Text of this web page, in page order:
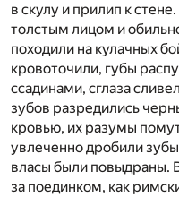
в скулу и прилип к
толстым лицом и
походили на кулачных
кровоточили, губы
ссадинами, сглаза
зубов разредились
кровью, их разумы
увлеченно дробили
власы были повыдраны.
за поединком, как